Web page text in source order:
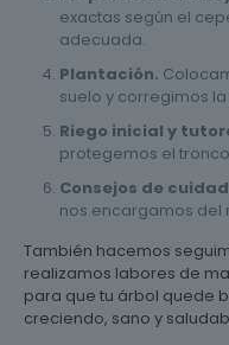
exactas según el
adecuada.
Plantación.
suelo y corregimos
Riego inicial y
protegemos el
Consejos de
nos encargamos del
También hacemos
realizamos labores de
para que tu árbol quede
creciendo, sano y